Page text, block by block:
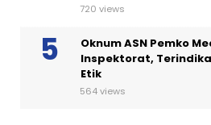
720 views
Oknum ASN Pemko
Inspektorat,
Etik
564 views